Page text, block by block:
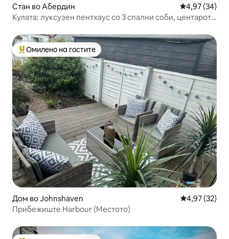
Стан во Абердин Просечна
4,97 (34)
Кулата: луксузен пентхаус со 3 спални соби, центарот
Меѓу најуспешните „Омилени на гостите“
Омилено на гостите
Дом во Johnshaven Просечна
4,97 (32)
Прибежиште Harbour (Местото)